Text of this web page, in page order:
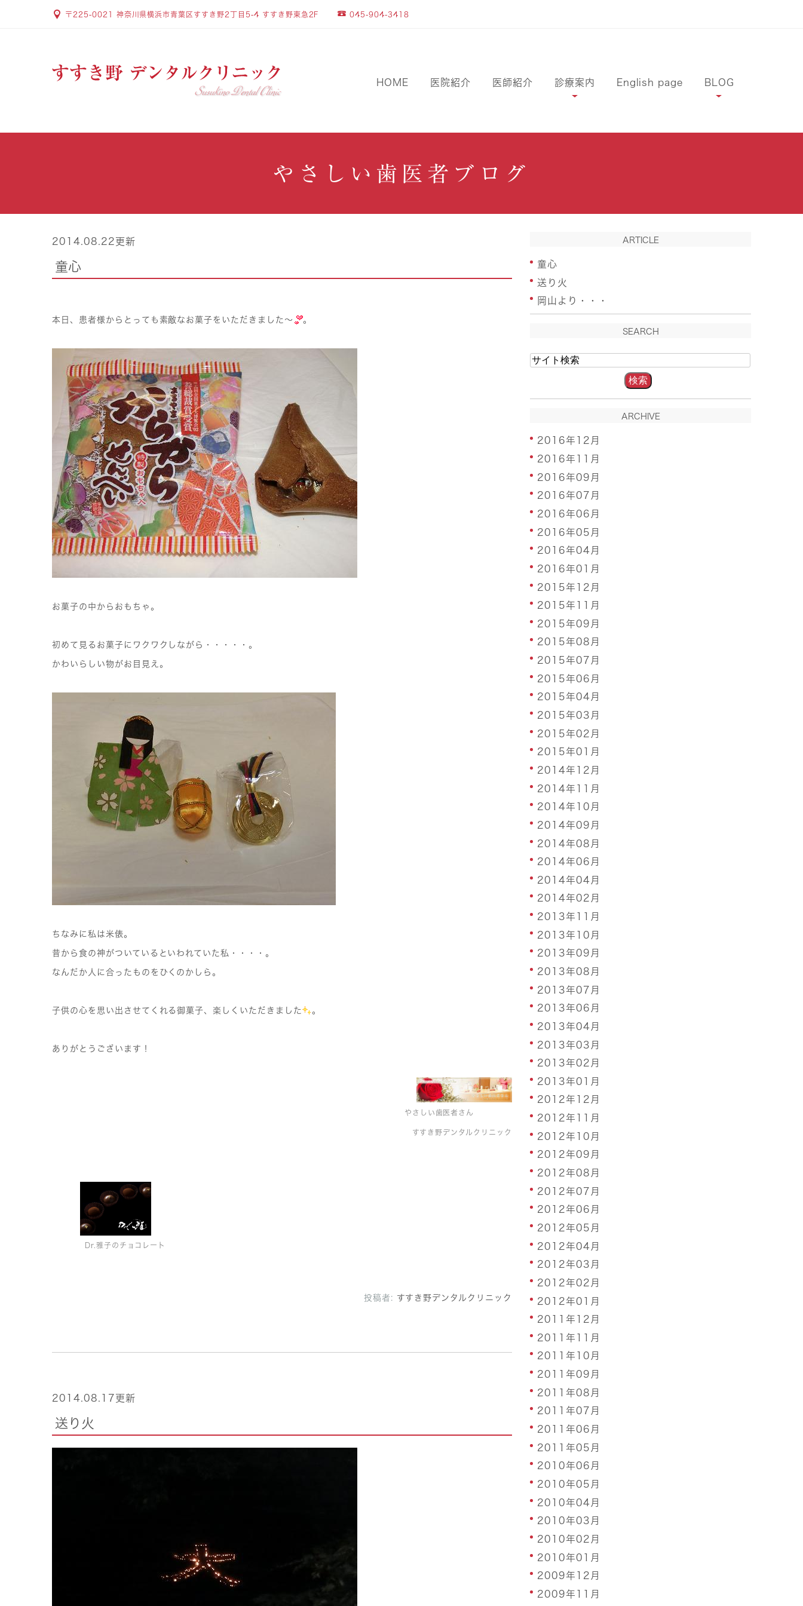
〒225-0021 神奈川県横浜市青葉区すすき野2丁目5-4 すすき野東急2F 045-904-3418
HOME 医院紹介 医師紹介 診療案内 English page BLOG
やさしい歯医者ブログ
2014.08.22更新
童心
本日、患者様からとっても素敵なお菓子をいただきました〜 。
お菓子の中からおもちゃ。
初めて見るお菓子にワクワクしながら・・・・・。
かわいらしい物がお目見え。
ちなみに私は米俵。
昔から食の神がついているといわれていた私・・・・。
なんだか人に合ったものをひくのかしら。
子供の心を思い出させてくれる御菓子、楽しくいただきました 。
ありがとうございます！
やさしい歯医者さん
すすき野デンタルクリニック
Dr.雅子のチョコレート
投稿者: すすき野デンタルクリニック
2014.08.17更新
送り火
ARTICLE
童心
送り火
岡山より・・・
SEARCH
ARCHIVE
2016年12月
2016年11月
2016年09月
2016年07月
2016年06月
2016年05月
2016年04月
2016年01月
2015年12月
2015年11月
2015年09月
2015年08月
2015年07月
2015年06月
2015年04月
2015年03月
2015年02月
2015年01月
2014年12月
2014年11月
2014年10月
2014年09月
2014年08月
2014年06月
2014年04月
2014年02月
2013年11月
2013年10月
2013年09月
2013年08月
2013年07月
2013年06月
2013年04月
2013年03月
2013年02月
2013年01月
2012年12月
2012年11月
2012年10月
2012年09月
2012年08月
2012年07月
2012年06月
2012年05月
2012年04月
2012年03月
2012年02月
2012年01月
2011年12月
2011年11月
2011年10月
2011年09月
2011年08月
2011年07月
2011年06月
2011年05月
2010年06月
2010年05月
2010年04月
2010年03月
2010年02月
2010年01月
2009年12月
2009年11月